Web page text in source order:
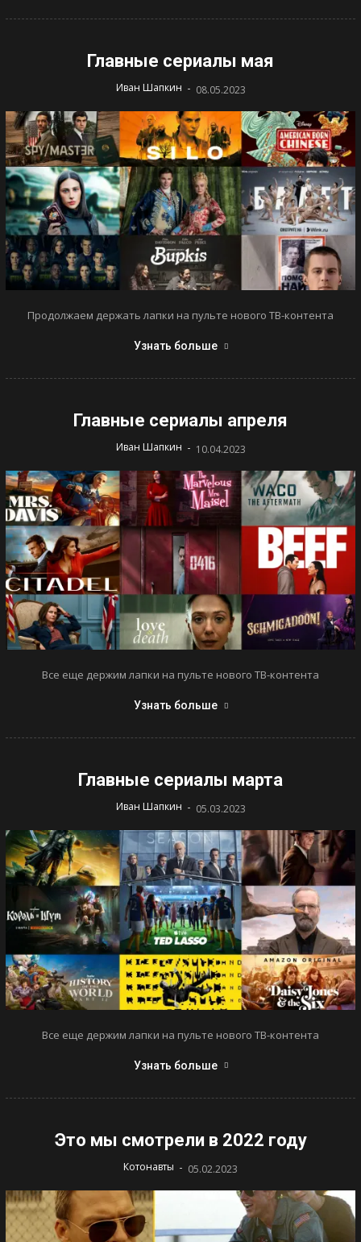
Главные сериалы мая
Иван Шапкин - 08.05.2023
Продолжаем держать лапки на пульте нового ТВ-контента
Узнать больше
Главные сериалы апреля
Иван Шапкин - 10.04.2023
Все еще держим лапки на пульте нового ТВ-контента
Узнать больше
Главные сериалы марта
Иван Шапкин - 05.03.2023
Все еще держим лапки на пульте нового ТВ-контента
Узнать больше
Это мы смотрели в 2022 году
Котонавты - 05.02.2023